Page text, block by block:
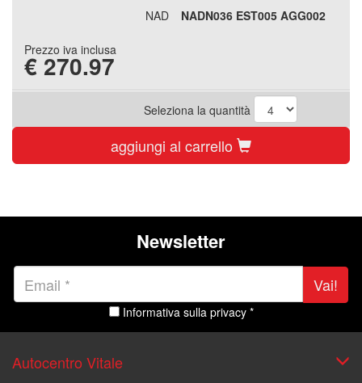
NAD
NADN036 EST005 AGG002
Prezzo iva inclusa
€ 270.97
Seleziona la quantità
aggiungi al carrello
Newsletter
Vai!
Informativa sulla privacy *
Autocentro Vitale